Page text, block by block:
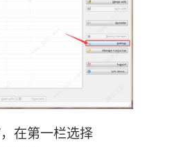
在第一栏选择